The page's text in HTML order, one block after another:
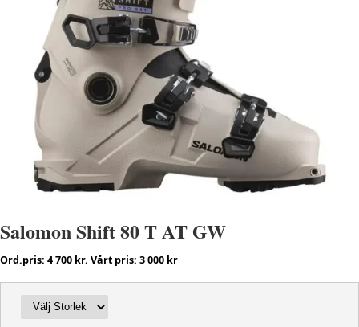
Salomon Shift 80 T AT GW
Ord.pris: 4 700 kr. Vårt pris: 3 000 kr